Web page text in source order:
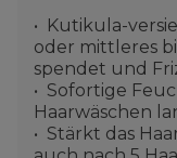
Kutikula-
oder mittleres
spendet und
Sofortige
Haarwäschen
Stärkt das